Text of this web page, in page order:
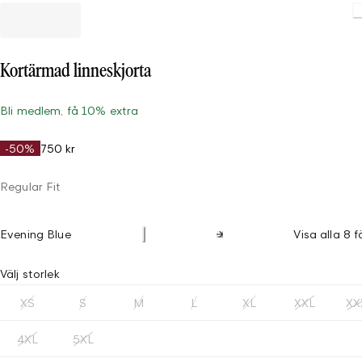
Kortärmad linneskjorta
Bli medlem, få 10% extra
-50% 750 kr
Regular Fit
Evening Blue Visa alla 8
Välj storlek
XS S M L XL XXL
4XL 5XL